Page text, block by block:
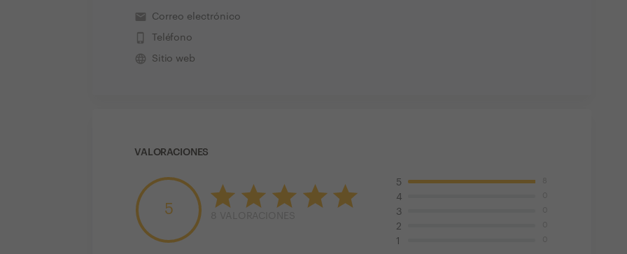
email Correo electrónico
phone_iphone Teléfono
language Sitio web
VALORACIONES
5
5
4
3
2
1